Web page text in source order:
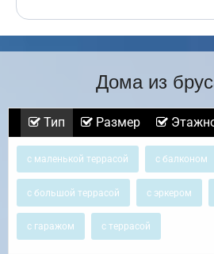
Дома из
Тип Размер
с маленькой террасой с балконом
с большой террасой с эркером
с гаражом с террасой